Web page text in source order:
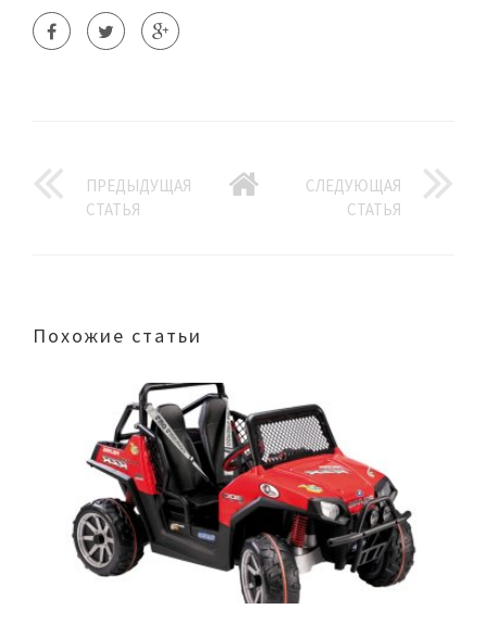
ПРЕДЫДУЩАЯ
СТАТЬЯ
СЛЕДУЮЩАЯ
СТАТЬЯ
Похожие статьи